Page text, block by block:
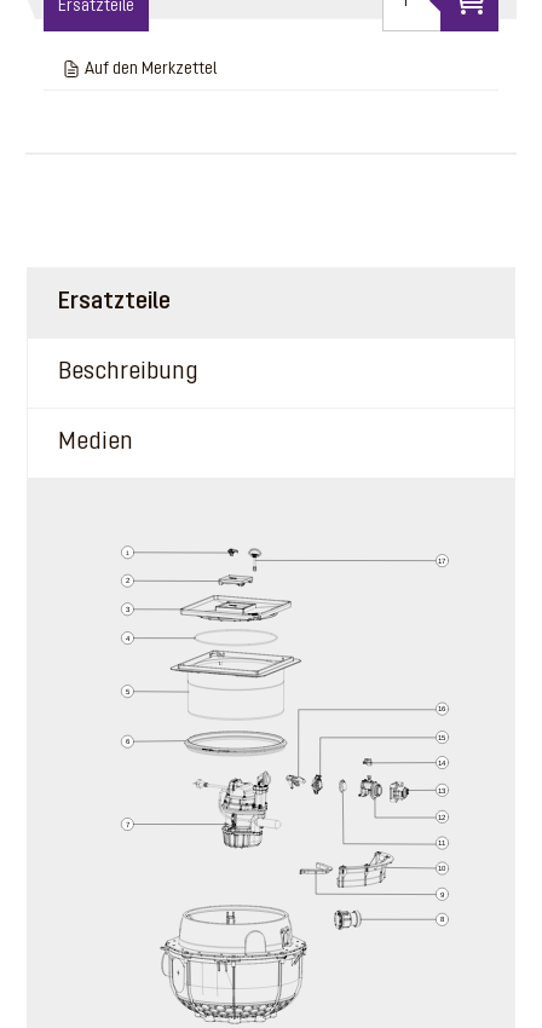
Ersatzteile
Auf den Merkzettel
Ersatzteile
Beschreibung
Medien
6
16
4
10
8
7
5
9
15
1
2
3
11
12
14
13
17